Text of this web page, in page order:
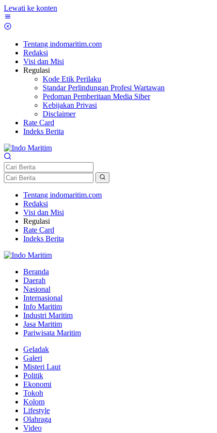
Lewati ke konten
Tentang indomaritim.com
Redaksi
Visi dan Misi
Regulasi
Kode Etik Perilaku
Standar Perlindungan Profesi Wartawan
Pedoman Pemberitaan Media Siber
Kebijakan Privasi
Disclaimer
Rate Card
Indeks Berita
Tentang indomaritim.com
Redaksi
Visi dan Misi
Regulasi
Rate Card
Indeks Berita
Beranda
Daerah
Nasional
Internasional
Info Maritim
Industri Maritim
Jasa Maritim
Pariwisata Maritim
Geladak
Galeri
Misteri Laut
Politik
Ekonomi
Tokoh
Kolom
Lifestyle
Olahraga
Video